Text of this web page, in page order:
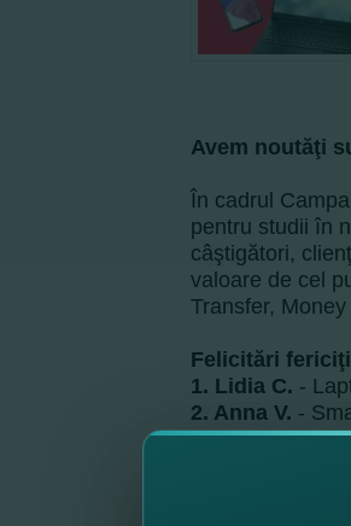
Avem noutăţi
În cadrul
pentru studii în
câştigători,
valoare de cel
Transfer,
Felicitări
1. Lidia C. -
2. Anna V. -
3. Viorel B.-
Puteţi face